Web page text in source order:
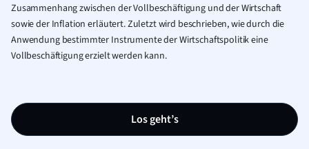
Zusammenhang zwischen der Vollbeschäftigung und der Wirtschaft
sowie der Inflation erläutert. Zuletzt wird beschrieben, wie durch die
Anwendung bestimmter Instrumente der Wirtschaftspolitik eine
Vollbeschäftigung erzielt werden kann.
Los geht’s